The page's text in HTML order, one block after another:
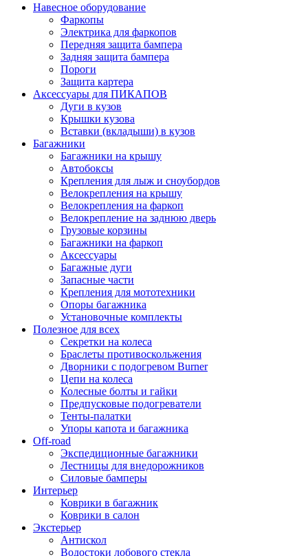
Навесное оборудование
Фаркопы
Электрика для фаркопов
Передняя защита бампера
Задняя защита бампера
Пороги
Защита картера
Аксессуары для ПИКАПОВ
Дуги в кузов
Крышки кузова
Вставки (вкладыши) в кузов
Багажники
Багажники на крышу
Автобоксы
Крепления для лыж и сноубордов
Велокрепления на крышу
Велокрепления на фаркоп
Велокрепление на заднюю дверь
Грузовые корзины
Багажники на фаркоп
Аксессуары
Багажные дуги
Запасные части
Крепления для мототехники
Опоры багажника
Установочные комплекты
Полезное для всех
Секретки на колеса
Браслеты противоскольжения
Дворники с подогревом Burner
Цепи на колеса
Колесные болты и гайки
Предпусковые подогреватели
Тенты-палатки
Упоры капота и багажника
Off-road
Экспедиционные багажники
Лестницы для внедорожников
Силовые бамперы
Интерьер
Коврики в багажник
Коврики в салон
Экстерьер
Антискол
Водостоки лобового стекла